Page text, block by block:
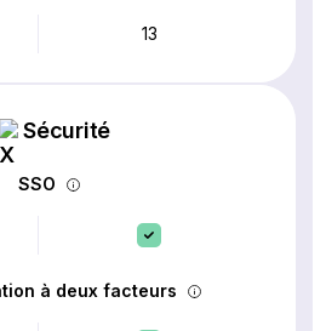
13
Sécurité
SSO
à deux facteurs